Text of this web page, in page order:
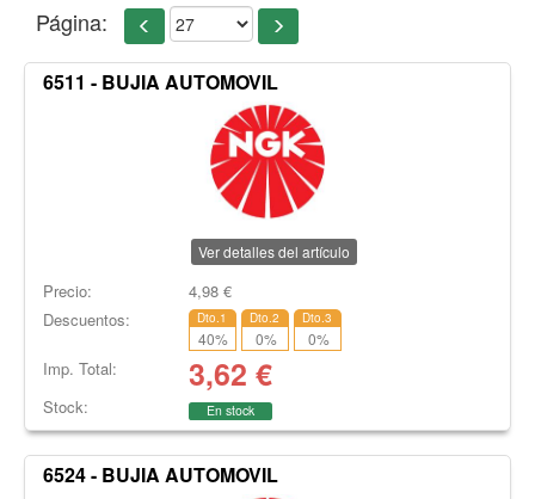
Página:
6511 - BUJIA AUTOMOVIL
Ver detalles del artículo
Precio: 4,98€
Descuentos:
Dto.1
40%
Dto.2
0%
Dto.3
0%
Imp. Total: 3,62 €
Stock: En stock
6524 - BUJIA AUTOMOVIL